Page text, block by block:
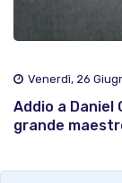
Venerdì, 26
Addio a Daniel
grande